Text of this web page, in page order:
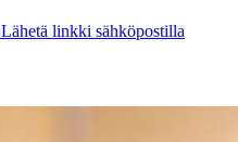
Lähetä linkki sähköpostilla